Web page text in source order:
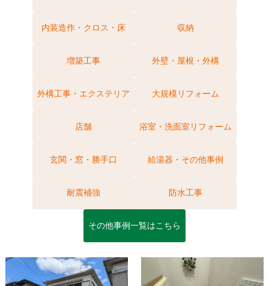
内装造作・クロス・床 収納
増築工事 外壁・屋根・外構
外構工事・エクステリア 大規模リフォーム
店舗 浴室・洗面室リフォーム
玄関・窓・勝手口 給湯器・その他事例
耐震補強 防水工事
その他事例一覧はこちら